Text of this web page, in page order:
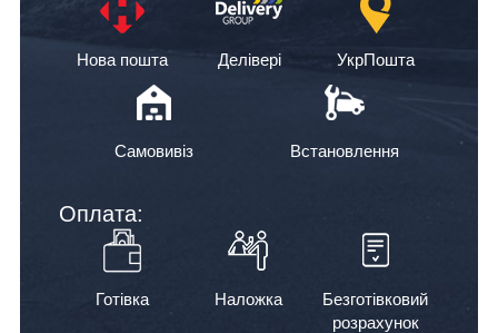
Нова пошта Делівері УкрПошта
Самовивіз Встановлення
Оплата:
Готівка Наложка
Безготівковий
розрахунок